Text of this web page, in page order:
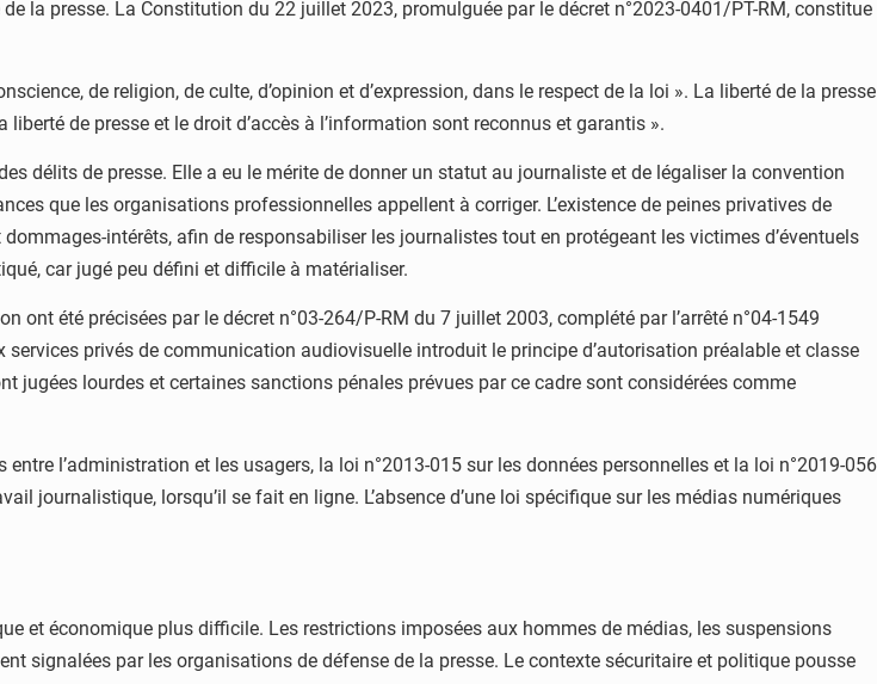
la presse. La Constitution du 22 juillet 2023, promulguée par le décret n°2023-0401/PT-RM, constitue
de religion, de culte, d’opinion et d’expression, dans le respect de la loi ». La liberté de la presse
de presse et le droit d’accès à l’information sont reconnus et garantis ».
délits de presse. Elle a eu le mérite de donner un statut au journaliste et de légaliser la convention
que les organisations professionnelles appellent à corriger. L’existence de peines privatives de
intérêts, afin de responsabiliser les journalistes tout en protégeant les victimes d’éventuels
car jugé peu défini et difficile à matérialiser.
ont été précisées par le décret n°03-264/P-RM du 7 juillet 2003, complété par l’arrêté n°04-1549
privés de communication audiovisuelle introduit le principe d’autorisation préalable et classe
lourdes et certaines sanctions pénales prévues par ce cadre sont considérées comme
l’administration et les usagers, la loi n°2013-015 sur les données personnelles et la loi n°2019-056
journalistique, lorsqu’il se fait en ligne. L’absence d’une loi spécifique sur les médias numériques
et économique plus difficile. Les restrictions imposées aux hommes de médias, les suspensions
signalées par les organisations de défense de la presse. Le contexte sécuritaire et politique pousse